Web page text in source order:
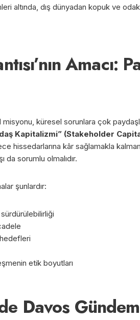
altında, dış dünyadan kopuk ve
Amacı:
misyonu, küresel sorunlara çok
Kapitalizmi” (Stakeholder
hissedarlarına kâr sağlamakla
sorumlu olmalıdır.
şunlardır:
etik boyutları
Davos